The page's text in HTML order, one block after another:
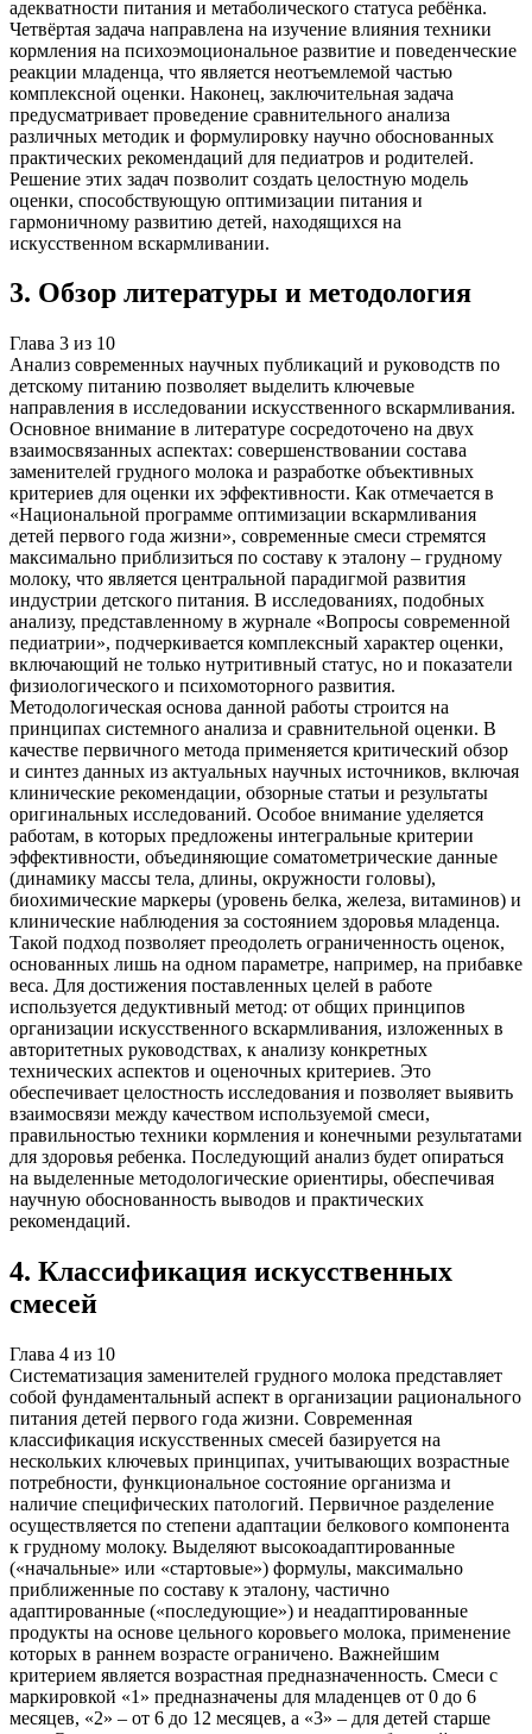
адекватности питания и метаболического статуса ребёнка.
Четвёртая задача направлена на изучение влияния техники
кормления на психоэмоциональное развитие и поведенческие
реакции младенца, что является неотъемлемой частью
комплексной оценки. Наконец, заключительная задача
предусматривает проведение сравнительного анализа
различных методик и формулировку научно обоснованных
практических рекомендаций для педиатров и родителей.
Решение этих задач позволит создать целостную модель
оценки, способствующую оптимизации питания и
гармоничному развитию детей, находящихся на
искусственном вскармливании.
3. Обзор литературы и методология
Глава 3 из 10
Анализ современных научных публикаций и руководств по
детскому питанию позволяет выделить ключевые
направления в исследовании искусственного вскармливания.
Основное внимание в литературе сосредоточено на двух
взаимосвязанных аспектах: совершенствовании состава
заменителей грудного молока и разработке объективных
критериев для оценки их эффективности. Как отмечается в
«Национальной программе оптимизации вскармливания
детей первого года жизни», современные смеси стремятся
максимально приблизиться по составу к эталону – грудному
молоку, что является центральной парадигмой развития
индустрии детского питания. В исследованиях, подобных
анализу, представленному в журнале «Вопросы современной
педиатрии», подчеркивается комплексный характер оценки,
включающий не только нутритивный статус, но и показатели
физиологического и психомоторного развития.
Методологическая основа данной работы строится на
принципах системного анализа и сравнительной оценки. В
качестве первичного метода применяется критический обзор
и синтез данных из актуальных научных источников, включая
клинические рекомендации, обзорные статьи и результаты
оригинальных исследований. Особое внимание уделяется
работам, в которых предложены интегральные критерии
эффективности, объединяющие соматометрические данные
(динамику массы тела, длины, окружности головы),
биохимические маркеры (уровень белка, железа, витаминов) и
клинические наблюдения за состоянием здоровья младенца.
Такой подход позволяет преодолеть ограниченность оценок,
основанных лишь на одном параметре, например, на прибавке
веса. Для достижения поставленных целей в работе
используется дедуктивный метод: от общих принципов
организации искусственного вскармливания, изложенных в
авторитетных руководствах, к анализу конкретных
технических аспектов и оценочных критериев. Это
обеспечивает целостность исследования и позволяет выявить
взаимосвязи между качеством используемой смеси,
правильностью техники кормления и конечными результатами
для здоровья ребенка. Последующий анализ будет опираться
на выделенные методологические ориентиры, обеспечивая
научную обоснованность выводов и практических
рекомендаций.
4. Классификация искусственных
смесей
Глава 4 из 10
Систематизация заменителей грудного молока представляет
собой фундаментальный аспект в организации рационального
питания детей первого года жизни. Современная
классификация искусственных смесей базируется на
нескольких ключевых принципах, учитывающих возрастные
потребности, функциональное состояние организма и
наличие специфических патологий. Первичное разделение
осуществляется по степени адаптации белкового компонента
к грудному молоку. Выделяют высокоадаптированные
(«начальные» или «стартовые») формулы, максимально
приближенные по составу к эталону, частично
адаптированные («последующие») и неадаптированные
продукты на основе цельного коровьего молока, применение
которых в раннем возрасте ограничено. Важнейшим
критерием является возрастная предназначенность. Смеси с
маркировкой «1» предназначены для младенцев от 0 до 6
месяцев, «2» – от 6 до 12 месяцев, а «3» – для детей старше